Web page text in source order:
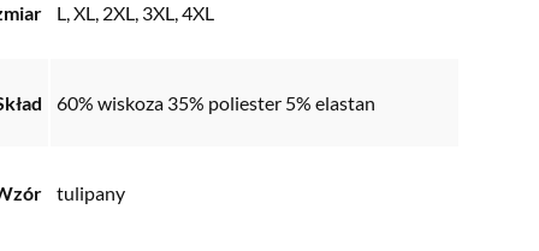
L, XL, 2XL, 3XL, 4XL
60% wiskoza 35% poliester 5% elastan
tulipany